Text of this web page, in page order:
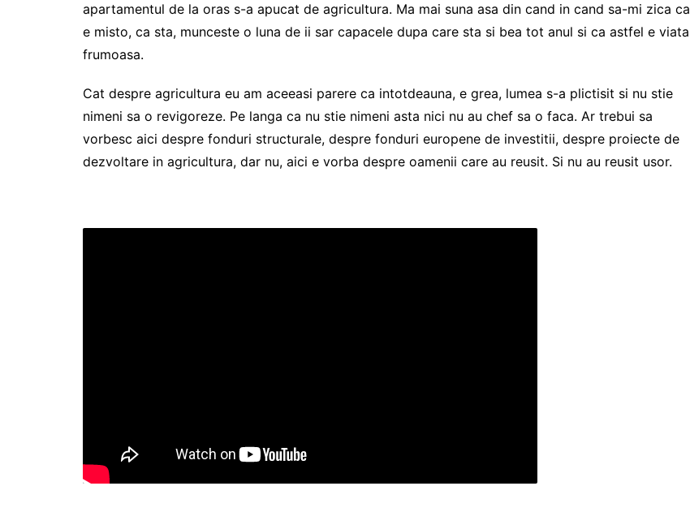
apartamentul de la oras s-a apucat de agricultura. Ma mai suna asa din cand in cand sa-mi zica ca
e misto, ca sta, munceste o luna de ii sar capacele dupa care sta si bea tot anul si ca astfel e viata
frumoasa.
Cat despre agricultura eu am aceeasi parere ca intotdeauna, e grea, lumea s-a plictisit si nu stie
nimeni sa o revigoreze. Pe langa ca nu stie nimeni asta nici nu au chef sa o faca. Ar trebui sa
vorbesc aici despre fonduri structurale, despre fonduri europene de investitii, despre proiecte de
dezvoltare in agricultura, dar nu, aici e vorba despre oamenii care au reusit. Si nu au reusit usor.